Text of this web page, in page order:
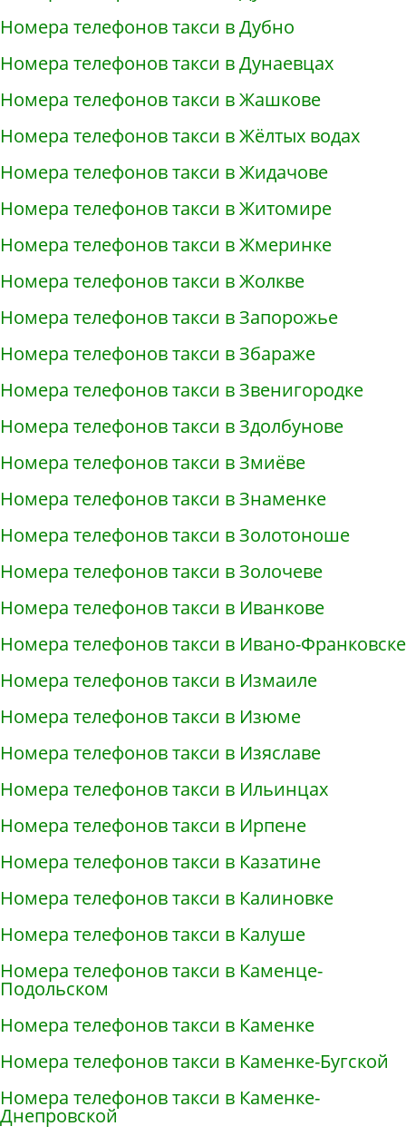
Номера телефонов такси в Дубно
Номера телефонов такси в Дунаевцах
Номера телефонов такси в Жашкове
Номера телефонов такси в Жёлтых водах
Номера телефонов такси в Жидачове
Номера телефонов такси в Житомире
Номера телефонов такси в Жмеринке
Номера телефонов такси в Жолкве
Номера телефонов такси в Запорожье
Номера телефонов такси в Збараже
Номера телефонов такси в Звенигородке
Номера телефонов такси в Здолбунове
Номера телефонов такси в Змиёве
Номера телефонов такси в Знаменке
Номера телефонов такси в Золотоноше
Номера телефонов такси в Золочеве
Номера телефонов такси в Иванкове
Номера телефонов такси в Ивано-Франковске
Номера телефонов такси в Измаиле
Номера телефонов такси в Изюме
Номера телефонов такси в Изяславе
Номера телефонов такси в Ильинцах
Номера телефонов такси в Ирпене
Номера телефонов такси в Казатине
Номера телефонов такси в Калиновке
Номера телефонов такси в Калуше
Номера телефонов такси в Каменце-
Подольском
Номера телефонов такси в Каменке
Номера телефонов такси в Каменке-Бугской
Номера телефонов такси в Каменке-
Днепровской